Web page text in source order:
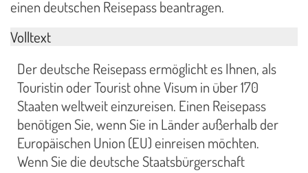
einen deutschen Reisepass beantragen.
Volltext
Der deutsche Reisepass ermöglicht es Ihnen, als
Touristin oder Tourist ohne Visum in über 170
Staaten weltweit einzureisen. Einen Reisepass
benötigen Sie, wenn Sie in Länder außerhalb der
Europäischen Union (EU) einreisen möchten.
Wenn Sie die deutsche Staatsbürgerschaft